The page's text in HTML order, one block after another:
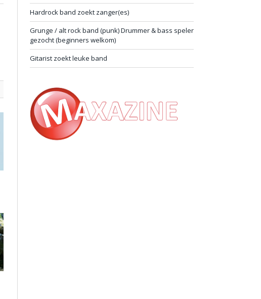
Hardrock band zoekt zanger(es)
Grunge / alt rock band (punk) Drummer & bass speler
gezocht (beginners welkom)
Gitarist zoekt leuke band